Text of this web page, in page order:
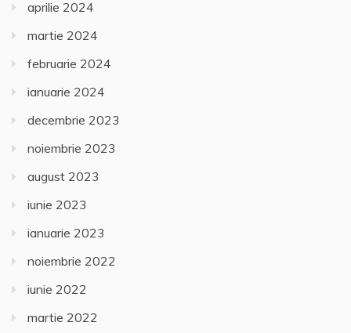
aprilie 2024
martie 2024
februarie 2024
ianuarie 2024
decembrie 2023
noiembrie 2023
august 2023
iunie 2023
ianuarie 2023
noiembrie 2022
iunie 2022
martie 2022